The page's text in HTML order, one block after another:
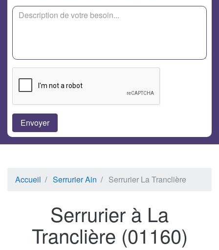
Accueil Serrurier Ain Serrurier La Tranclière
Serrurier à La
Tranclière (01160)